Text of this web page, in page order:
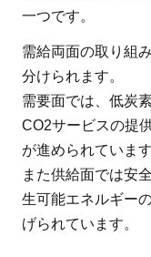
地
球
温
暖
化
対
策
は
一つです。
需給両面の取り組
分けられます。
需要面では、低炭
CO2サービスの提
が進められています
また供給面では安
生可能エネルギー
げられています。